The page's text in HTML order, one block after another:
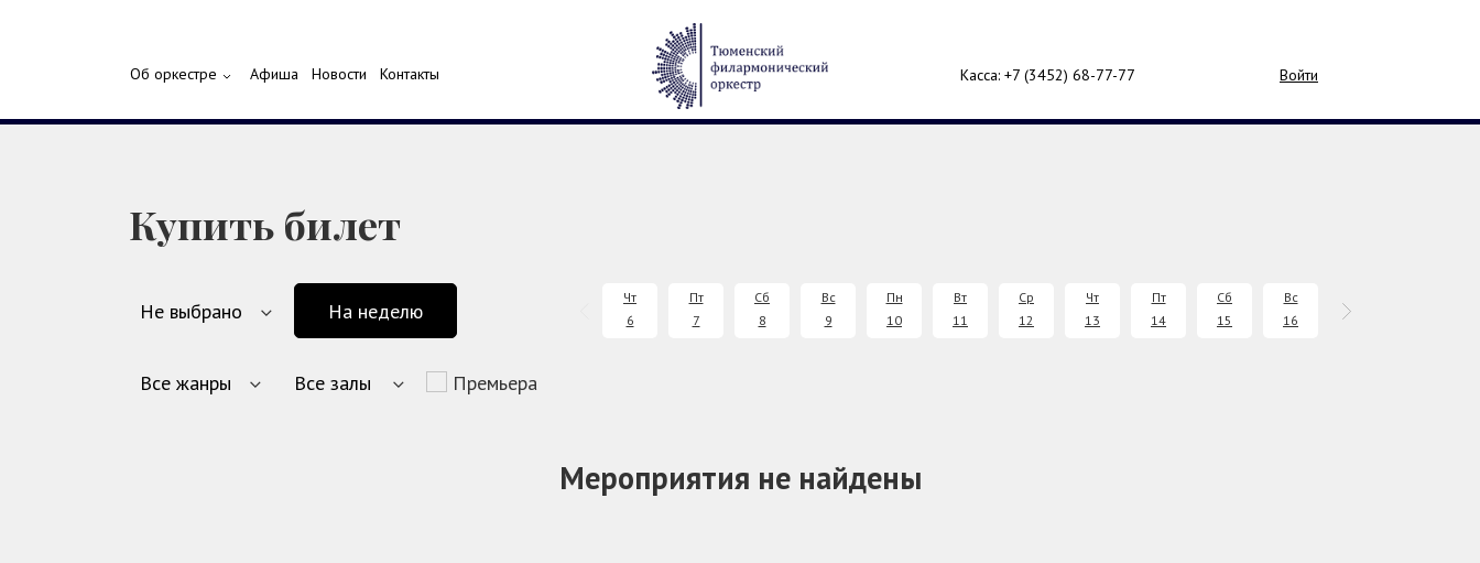
Об оркестре Афиша Новости Контакты Касса: +7 (3452) 68-77-77 Войти
Купить билет
На неделю
Чт
6
Пт
7
Сб
8
Вс
9
Пн
10
Вт
11
Ср
12
Чт
13
Пт
14
Сб
15
Вс
16
Премьера
Мероприятия не найдены